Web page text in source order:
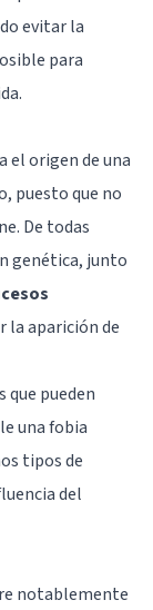
evitar la
para
el origen de una
puesto que no
De todas
genética, junto
la aparición de
pueden
una fobia
tipos de
del
notablemente